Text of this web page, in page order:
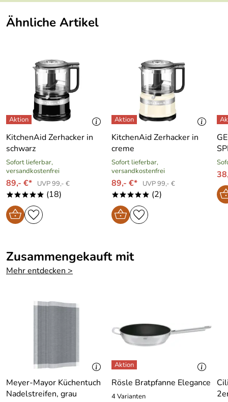
Bewertungsdatum: 10.06.2025
Ähnliche Artikel
KitchenAid Zerhacker in
schwarz
Sofort lieferbar,
versandkostenfrei
89,- €* UVP 99,- €
***** (18)
KitchenAid Zerhacker in
creme
Sofort lieferbar,
versandkostenfrei
89,- €* UVP 99,- €
***** (2)
Zusammengekauft mit
Mehr entdecken >
Meyer-Mayor Küchentuch
Nadelstreifen, grau
Rösle Bratpfanne Elegance
4 Varianten